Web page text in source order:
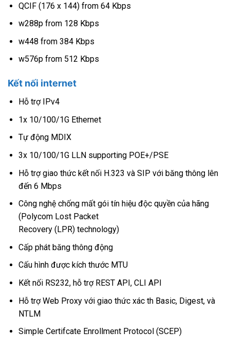
QCIF (176 x 144) from 64 Kbps
w288p from 128 Kbps
w448 from 384 Kbps
w576p from 512 Kbps
Kết nối internet
Hỗ trợ IPv4
1x 10/100/1G Ethernet
Tự động MDIX
3x 10/100/1G LLN supporting POE+/PSE
Hỗ trợ giao thức kết nối H.323 và SIP với băng thông lên
đến 6 Mbps
Công nghệ chống mất gói tín hiệu độc quyền của hãng
(Polycom Lost Packet
Recovery (LPR) technology)
Cấp phát băng thông động
Cấu hình được kích thước MTU
Kết nối RS232, hỗ trợ REST API, CLI API
Hỗ trợ Web Proxy với giao thức xác th Basic, Digest, và
NTLM
Simple Certifcate Enrollment Protocol (SCEP)